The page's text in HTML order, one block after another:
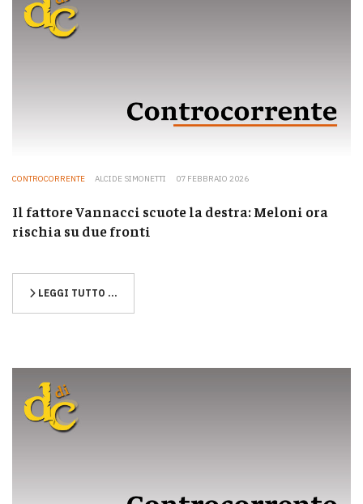
CONTROCORRENTE ALCIDE SIMONETTI 07 FEBBRAIO 2026
Il fattore Vannacci scuote la destra: Meloni ora
rischia su due fronti
LEGGI TUTTO …